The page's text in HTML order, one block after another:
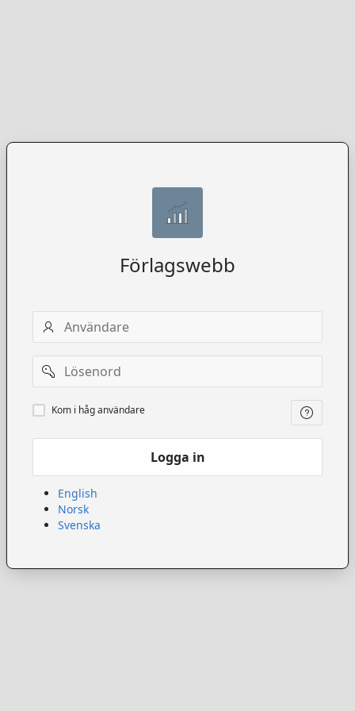
Förlagswebb
Användarnamn
Lösenord
Kom
ihåg
Kom i håg användare
Logga in
English
Norsk
Svenska